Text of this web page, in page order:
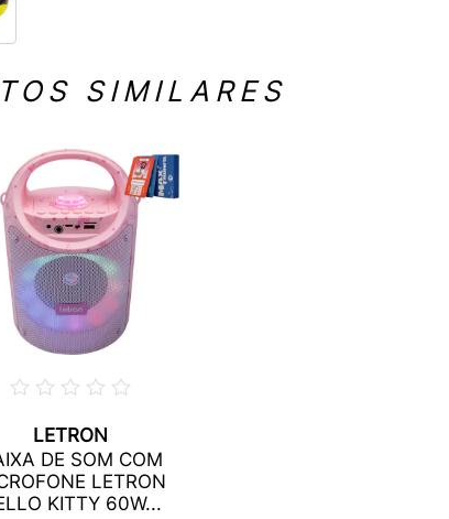
SIMILARES
LETRON
DE SOM COM
LETRON
KITTY 60W...